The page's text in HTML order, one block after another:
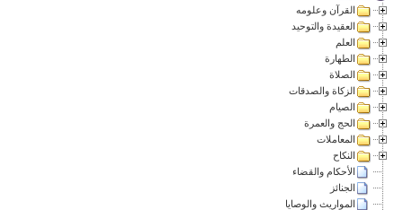
القرآن وعلومه
العقيدة والتوحيد
العلم
الطهارة
الصلاة
الزكاة والصدقات
الصيام
الحج والعمرة
المعاملات
النكاح
الأحكام والقضاء
الجنائز
المواريث والوصايا